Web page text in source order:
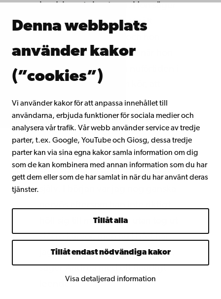
Denna webbplats
använder kakor
(”cookies”)
Vi använder kakor för att anpassa innehållet till
användarna, erbjuda funktioner för sociala medier och
analysera vår trafik. Vår webb använder service av tredje
parter, t.ex. Google, YouTube och Giosg, dessa tredje
parter kan via sina egna kakor samla information om dig
som de kan kombinera med annan information som du har
gett dem eller som de har samlat in när du har använt deras
tjänster.
Tillåt alla
Tillåt endast nödvändiga kakor
Visa detaljerad information
landskapets konturer. Hon säger
sig ha rutten ”på något sätt
berättar hur det gick till när hon
lärde sin sambo, som nuförtiden i
allmänhet är den som kör, att
navigera i mörker.
– Jag lät honom köra även om jag
helst skulle ha kört själv, eftersom
jag vet att det enda sättet att lära
sig och få in känslan är att köra
höll sig till mina rutter utan tog ut
större kurvor, men nu i höst har
jag nog kunnat vara ganska tyst,
säger Andrea med ett finurligt
leende.